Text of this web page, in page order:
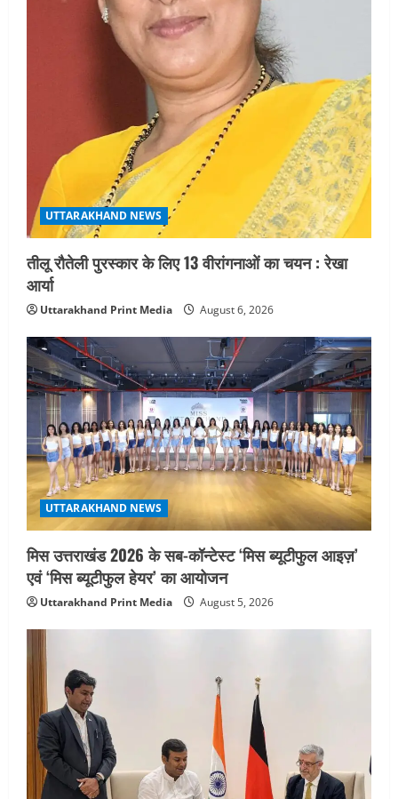
UTTARAKHAND NEWS
तीलू रौतेली पुरस्कार के लिए 13 वीरांगनाओं का चयन : रेखा
आर्या
Uttarakhand Print Media August 6, 2026
UTTARAKHAND NEWS
मिस उत्तराखंड 2026 के सब-कॉन्टेस्ट ‘मिस ब्यूटीफुल आइज़’
एवं ‘मिस ब्यूटीफुल हेयर’ का आयोजन
Uttarakhand Print Media August 5, 2026